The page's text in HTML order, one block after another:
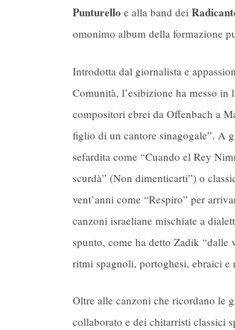
Punturello e alla band dei
omonimo album della formazione
Introdotta dal giornalista e
Comunità, l’esibizione ha messo
compositori ebrei da Offenbach a
figlio di un cantore sinagogale”. A
sefardita come “Cuando el Rey
scurdà” (Non dimenticarti”) o
vent’anni come “Respiro” per
canzoni israeliane mischiate a
spunto, come ha detto Zadik
ritmi spagnoli, portoghesi, ebraici e
Oltre alle canzoni che ricordano le
collaborato e dei chitarristi classici